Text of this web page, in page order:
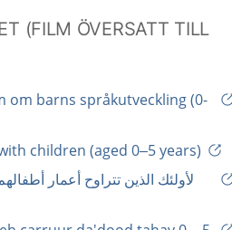
(FILM ÖVERSATT TILL
om barns språkutveckling (0-
children (aged 0–5 years)